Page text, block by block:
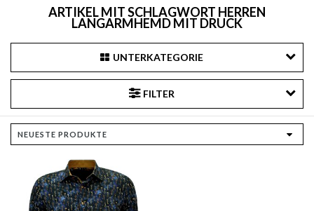
ARTIKEL MIT SCHLAGWORT HERREN
LANGARMHEMD MIT DRUCK
UNTERKATEGORIE
FILTER